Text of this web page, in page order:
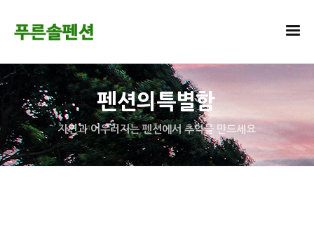
펜션의특별함
자연과 어우러지는 펜션에서 추억을 만드세요